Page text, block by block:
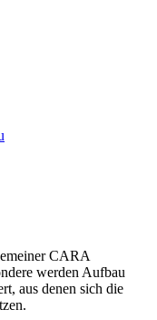
CARA
werden Aufbau
aus denen sich die